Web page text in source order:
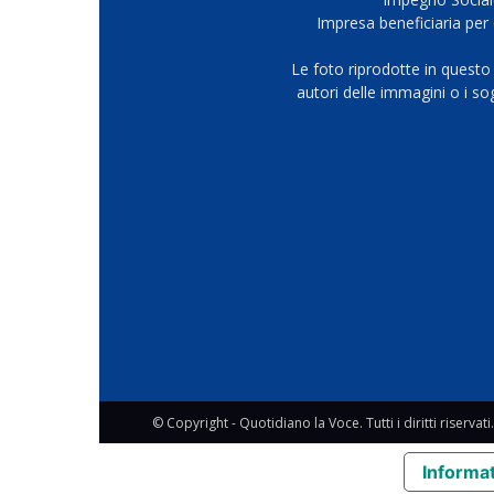
Impresa beneficiaria
Le foto riprodotte in
autori delle immagini o i
© Copyright - Quotidiano la Voce. Tutti i diritti riservati.